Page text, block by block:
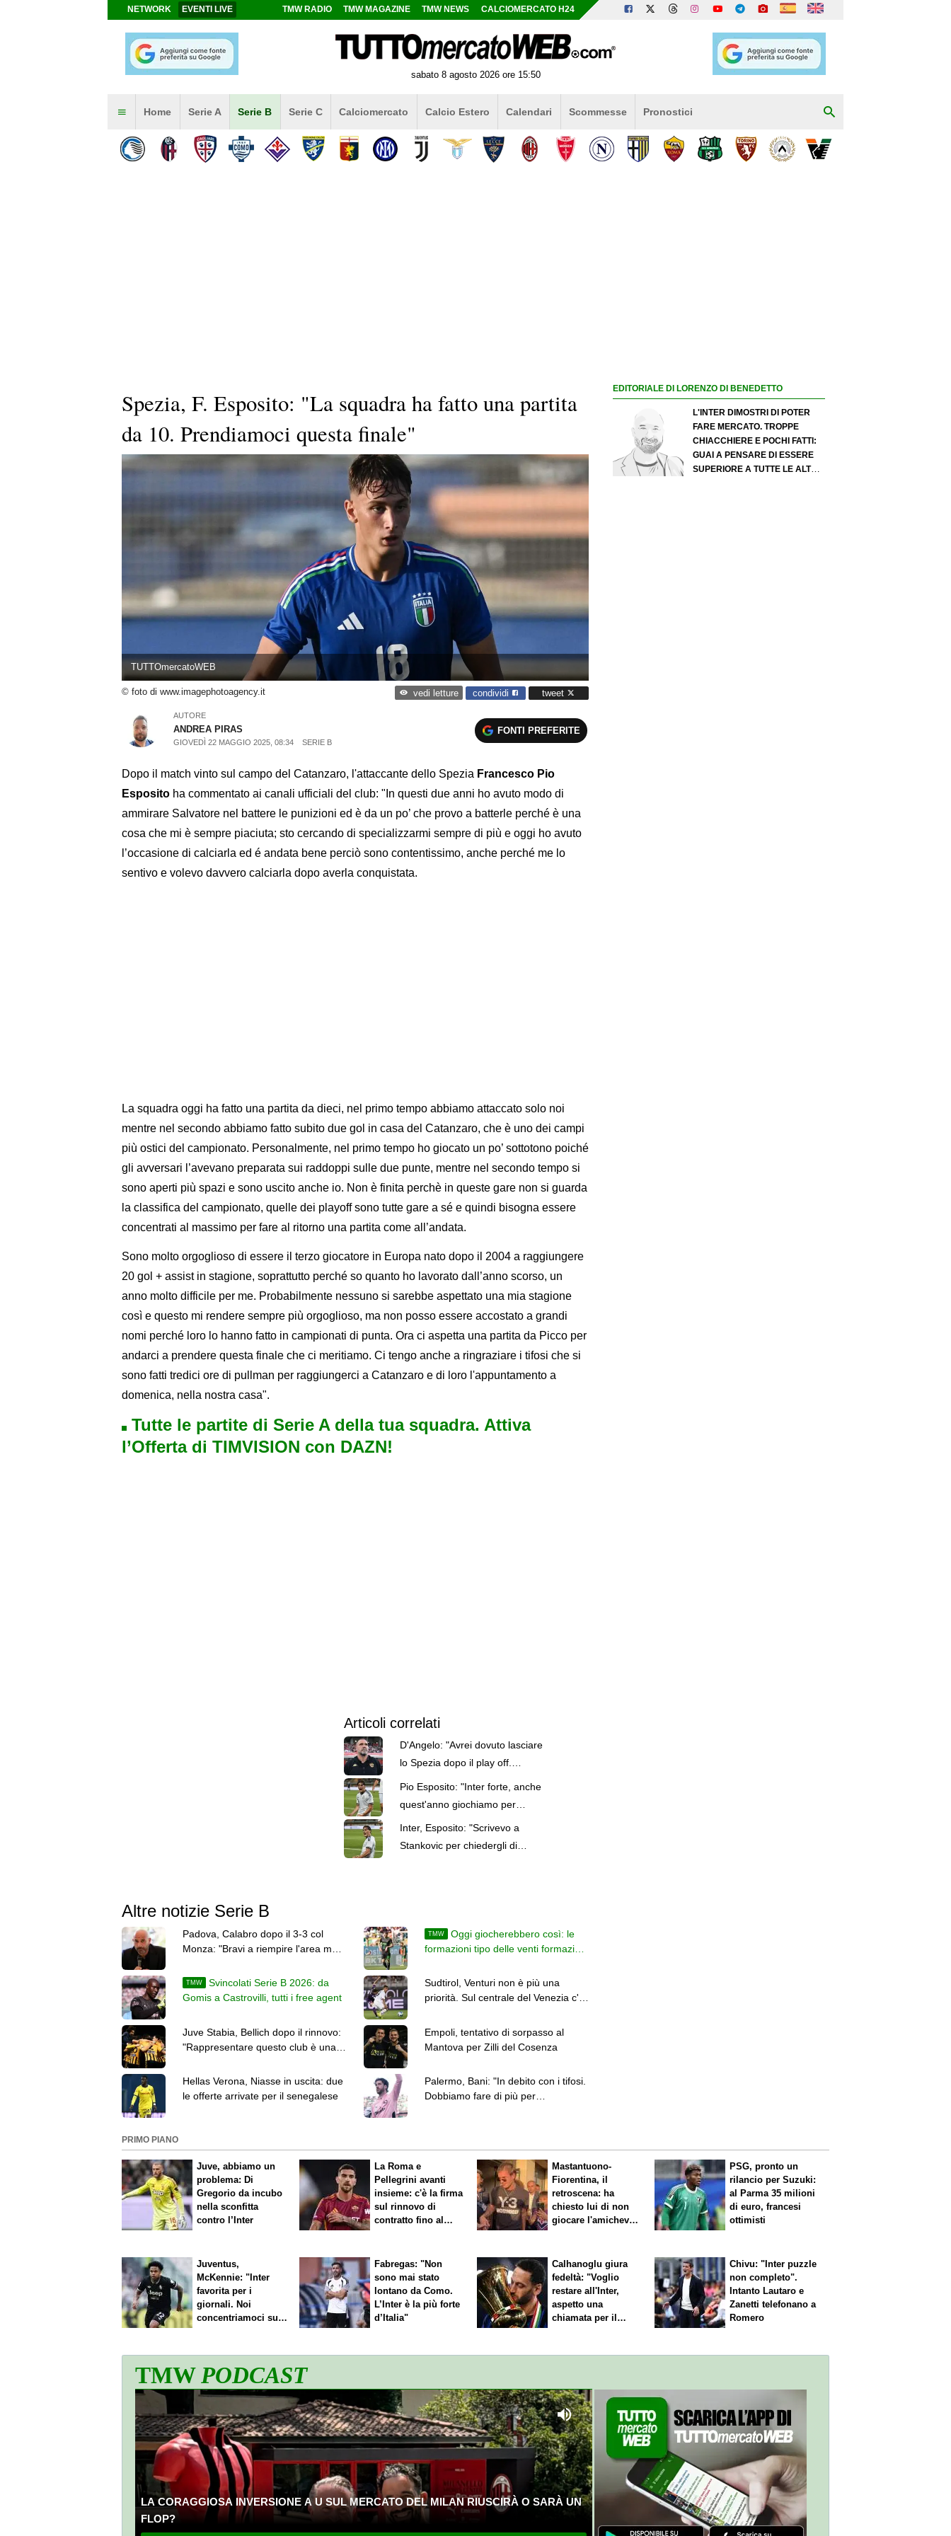
NETWORK EVENTI LIVE TMW RADIO TMW MAGAZINE TMW NEWS CALCIOMERCATO H24
sabato 8 agosto 2026 ore 15:50
Home Serie A Serie B Serie C Calciomercato Calcio Estero Calendari Scommesse Pronostici
Spezia, F. Esposito: "La squadra ha fatto una partita
da 10. Prendiamoci questa finale"
TUTTOmercatoWEB
© foto di www.imagephotoagency.it vedi letture condividi tweet
AUTORE
ANDREA PIRAS
GIOVEDÌ 22 MAGGIO 2025, 08:34 SERIE B
FONTI PREFERITE
Dopo il match vinto sul campo del Catanzaro, l'attaccante dello Spezia Francesco Pio
Esposito ha commentato ai canali ufficiali del club: "In questi due anni ho avuto modo di
ammirare Salvatore nel battere le punizioni ed è da un po’ che provo a batterle perché è una
cosa che mi è sempre piaciuta; sto cercando di specializzarmi sempre di più e oggi ho avuto
l’occasione di calciarla ed é andata bene perciò sono contentissimo, anche perché me lo
sentivo e volevo davvero calciarla dopo averla conquistata.
La squadra oggi ha fatto una partita da dieci, nel primo tempo abbiamo attaccato solo noi
mentre nel secondo abbiamo fatto subito due gol in casa del Catanzaro, che è uno dei campi
più ostici del campionato. Personalmente, nel primo tempo ho giocato un po’ sottotono poiché
gli avversari l’avevano preparata sui raddoppi sulle due punte, mentre nel secondo tempo si
sono aperti più spazi e sono uscito anche io. Non è finita perchè in queste gare non si guarda
la classifica del campionato, quelle dei playoff sono tutte gare a sé e quindi bisogna essere
concentrati al massimo per fare al ritorno una partita come all’andata.
Sono molto orgoglioso di essere il terzo giocatore in Europa nato dopo il 2004 a raggiungere
20 gol + assist in stagione, soprattutto perché so quanto ho lavorato dall’anno scorso, un
anno molto difficile per me. Probabilmente nessuno si sarebbe aspettato una mia stagione
così e questo mi rendere sempre più orgoglioso, ma non posso essere accostato a grandi
nomi perché loro lo hanno fatto in campionati di punta. Ora ci aspetta una partita da Picco per
andarci a prendere questa finale che ci meritiamo. Ci tengo anche a ringraziare i tifosi che si
sono fatti tredici ore di pullman per raggiungerci a Catanzaro e di loro l'appuntamento a
domenica, nella nostra casa".
Tutte le partite di Serie A della tua squadra. Attiva
l’Offerta di TIMVISION con DAZN!
Articoli correlati
D'Angelo: "Avrei dovuto lasciare
lo Spezia dopo il play off.
Pio Esposito: "Inter forte, anche
quest'anno giochiamo per
vincere. Italia? Ci tengo
tantissimo"
Inter, Esposito: "Scrivevo a
Stankovic per chiedergli di
Altre notizie Serie B
Padova, Calabro dopo il 3-3 col
Monza: "Bravi a riempire l'area ma
TMW
Oggi giocherebbero così: le
formazioni tipo delle venti formazioni
TMW
Svincolati Serie B 2026: da
Gomis a Castrovilli, tutti i free agent
Sudtirol, Venturi non è più una
priorità. Sul centrale del Venezia c'è
Juve Stabia, Bellich dopo il rinnovo:
"Rappresentare questo club è una
Empoli, tentativo di sorpasso al
Mantova per Zilli del Cosenza
Hellas Verona, Niasse in uscita: due
le offerte arrivate per il senegalese
Palermo, Bani: "In debito con i tifosi.
Dobbiamo fare di più per
EDITORIALE DI LORENZO DI BENEDETTO
L'INTER DIMOSTRI DI POTER
FARE MERCATO. TROPPE
CHIACCHIERE E POCHI FATTI:
GUAI A PENSARE DI ESSERE
SUPERIORE A TUTTE LE ALTRE
PRIMO PIANO
Juve, abbiamo un
problema: Di
Gregorio da incubo
nella sconfitta
contro l’Inter
La Roma e
Pellegrini avanti
insieme: c'è la firma
sul rinnovo di
contratto fino al
Mastantuono-
Fiorentina, il
retroscena: ha
chiesto lui di non
giocare l'amichevole
PSG, pronto un
rilancio per Suzuki:
al Parma 35 milioni
di euro, francesi
ottimisti
Juventus,
McKennie: "Inter
favorita per i
giornali. Noi
concentriamoci sul
Fabregas: "Non
sono mai stato
lontano da Como.
L’Inter è la più forte
d’Italia"
Calhanoglu giura
fedeltà: "Voglio
restare all'Inter,
aspetto una
chiamata per il
Chivu: "Inter puzzle
non completo".
Intanto Lautaro e
Zanetti telefonano a
Romero
TMWPODCAST
LA CORAGGIOSA INVERSIONE A U SUL MERCATO DEL MILAN RIUSCIRÀ O SARÀ UN
FLOP?